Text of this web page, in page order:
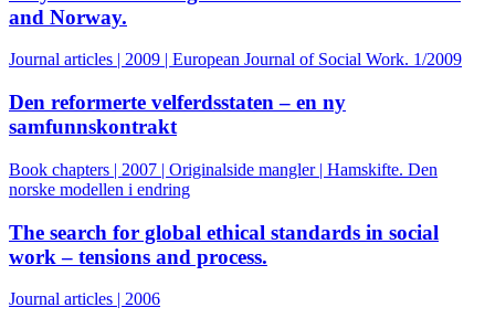
and Norway.
Journal articles | 2009 | European Journal of Social Work. 1/2009
Den reformerte velferdsstaten – en ny
samfunnskontrakt
Book chapters | 2007 | Originalside mangler | Hamskifte. Den
norske modellen i endring
The search for global ethical standards in social
work – tensions and process.
Journal articles | 2006